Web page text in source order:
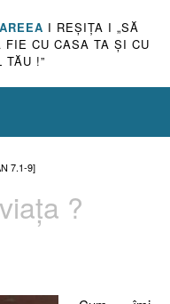
I REŞIŢA I „SĂ
CU CASA TA ŞI CU
TĂU !”
7.1-9]
?